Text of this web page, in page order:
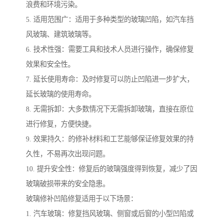
浪费和环境污染。
5. 适用范围广：适用于多种类型的玻璃凹陷，如汽车挡
风玻璃、建筑玻璃等。
6. 技术性强：需要工具和技术人员进行操作，确保修复
效果和安全性。
7. 延长使用寿命：及时修复可以防止凹陷进一步扩大，
延长玻璃的使用寿命。
8. 无需拆卸：大多数情况下无需拆卸玻璃，直接在原位
进行修复，方便快捷。
9. 效果持久：的修补材料和工艺能够保证修复效果的持
久性，不易再次出现问题。
10. 提升安全性：修复后的玻璃强度得到恢复，减少了因
玻璃破损带来的安全隐患。
玻璃修补凹陷修复适用于以下场景：
1. 汽车玻璃：修复挡风玻璃、侧窗或后窗的小型凹陷或